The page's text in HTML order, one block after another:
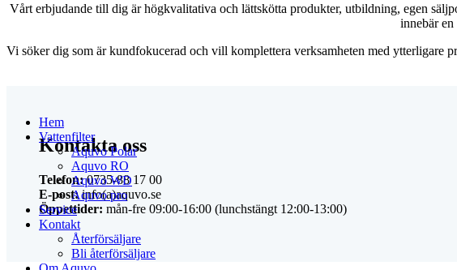
Vårt erbjudande till dig är högkvalitativa och lättskötta produkter, utbildning, egen
innebär
Vi söker dig som är kundfokucerad och vill komplettera verksamheten med ytterligare
Kontakta oss
Telefon:0735-88 17 00
E-post:info(a)aquvo.se
Öppettider: mån-fre 09:00-16:00 (lunchstängt 12:00-13:00)
Hem
Vattenfilter
Aquvo Polar
Aquvo RO
Aquvo WD
Aquvo pro
Service
Kontakt
Återförsäljare
Bli återförsäljare